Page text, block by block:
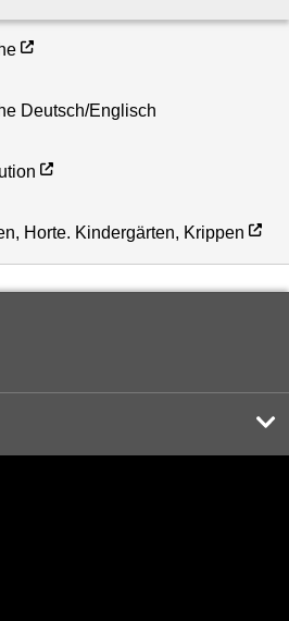
Deutsch/Englisch
Horte. Kindergärten, Krippen